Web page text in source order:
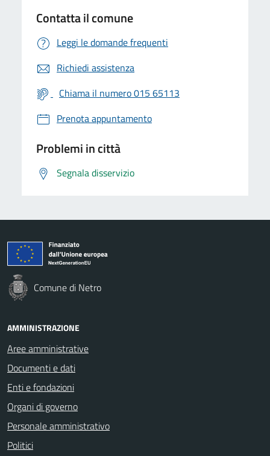
Contatta il comune
Leggi le domande frequenti
Richiedi assistenza
Chiama il numero 015 65113
Prenota appuntamento
Problemi in città
Segnala disservizio
Comune di Netro
AMMINISTRAZIONE
Aree amministrative
Documenti e dati
Enti e fondazioni
Organi di governo
Personale amministrativo
Politici